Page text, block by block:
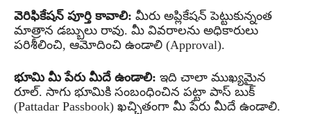
వెరిఫికేషన్ పూర్తి కావాలి: మీరు అప్లికేషన్ పెట్టుకున్నంత
మాత్రాన డబ్బులు రావు. మీ వివరాలను అధికారులు
పరిశీలించి, ఆమోదించి ఉండాలి (Approval).
భూమి మీ పేరు మీదే ఉండాలి: ఇది చాలా ముఖ్యమైన
రూల్. సాగు భూమికి సంబంధించిన పట్టా పాస్ బుక్
(Pattadar Passbook) ఖచ్చితంగా మీ పేరు మీదే ఉండాలి.